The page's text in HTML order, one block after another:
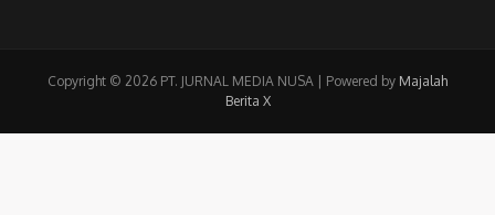
Copyright © 2026 PT. JURNAL MEDIA NUSA | Powered by Majalah
Berita X